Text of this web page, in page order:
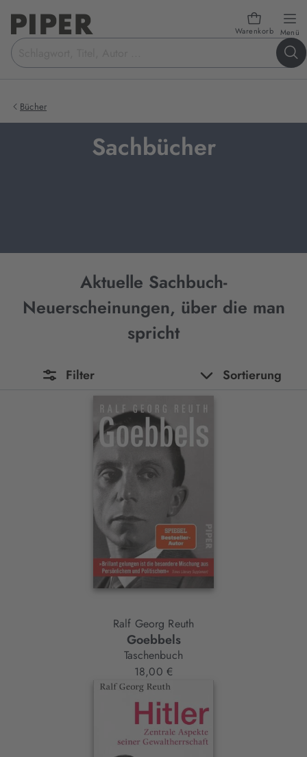
Warenkorb Menü
Suchbegriff
eingeben
Bücher
Sachbücher
Aktuelle Sachbuch-
Neuerscheinungen, über die man
spricht
Filter Sortierung
Ralf Georg Reuth
Goebbels
Taschenbuch
18,00 €